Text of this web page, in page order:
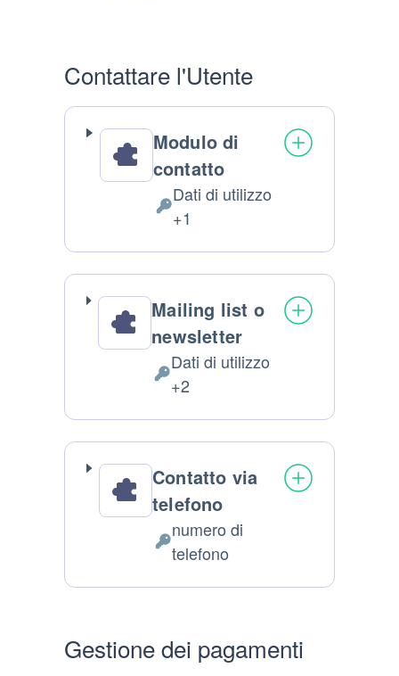
Contattare l'Utente
Modulo di
contatto
Dati Personali trattati:
Dati di utilizzo
+1
Mailing list o
newsletter
Dati Personali trattati:
Dati di utilizzo
+2
Contatto via
telefono
Dati Personali trattati:
numero di
telefono
Gestione dei pagamenti